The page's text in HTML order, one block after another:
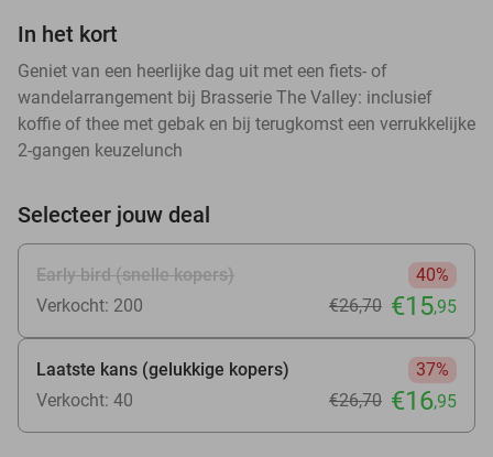
In het kort
Geniet van een heerlijke dag uit met een fiets- of
wandelarrangement bij Brasserie The Valley: inclusief
koffie of thee met gebak en bij terugkomst een verrukkelijke
2-gangen keuzelunch
Selecteer jouw deal
Early bird (snelle kopers)
40%
Verkocht: 200
€26,70 €15,95
Laatste kans (gelukkige kopers)
37%
Verkocht: 40
€26,70 €16,95